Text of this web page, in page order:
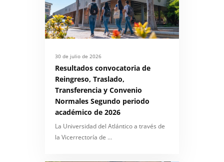
30 de julio de 2026
Resultados convocatoria de
Reingreso, Traslado,
Transferencia y Convenio
Normales Segundo periodo
académico de 2026
La Universidad del Atlántico a través de
la Vicerrectoría de …